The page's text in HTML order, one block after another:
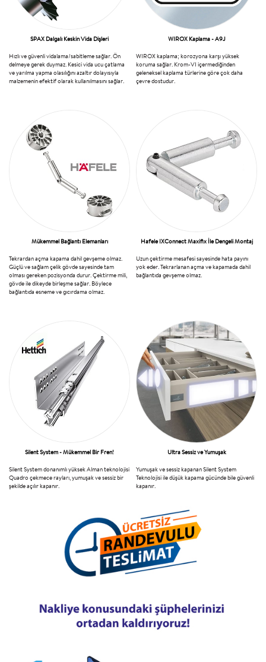
SPAX Dalgalı Keskin Vida Dişleri
Hızlı ve güvenli vidalama/sabitleme sağlar. Ön
delmeye gerek duymaz. Kesici vida ucu çatlama
ve yarılma yapma olasılığını azaltır dolayısıyla
malzemenin efektif olarak kullanılmasını sağlar.
WIROX Kaplama - A9J
WIROX kaplama; korozyona karşı yüksek
koruma sağlar. Krom-VI içermediğinden
geleneksel kaplama türlerine göre çok daha
çevre dostudur.
Mükemmel Bağlantı Elemanları
Tekrardan açma kapama dahil gevşeme olmaz.
Güçlü ve sağlam çelik gövde sayesinde tam
olması gereken pozisyonda durur. Çektirme mili,
gövde ile dikeyde birleşme sağlar. Böylece
bağlantıda esneme ve gıcırdama olmaz.
Hafele IXConnect Maxifix İle Dengeli Montaj
Uzun çektirme mesafesi sayesinde hata payını
yok eder. Tekrarlanan açma ve kapamada dahil
bağlantıda gevşeme olmaz.
Silent System - Mükemmel Bir Fren!
Silent System donanımlı yüksek Alman teknolojisi
Quadro çekmece rayları, yumuşak ve sessiz bir
şekilde açılır kapanır.
Ultra Sessiz ve Yumuşak
Yumuşak ve sessiz kapanan Silent System
Teknolojisi ile düşük kapama gücünde bile güvenli
kapanır.